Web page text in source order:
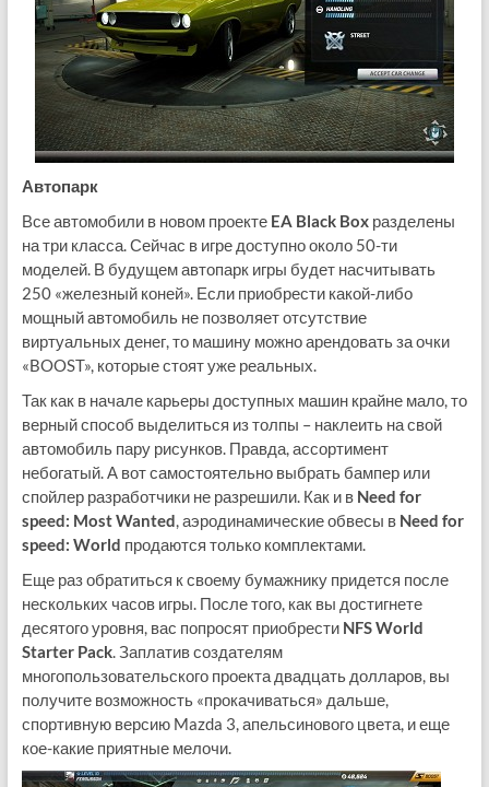
Автопарк
Все автомобили в новом проекте EA Black Boxразделены
на три класса. Сейчас в игре доступно около 50-ти
моделей. В будущем автопарк игры будет насчитывать
250 «железный коней». Если приобрести какой-либо
мощный автомобиль не позволяет отсутствие
виртуальных денег, то машину можно арендовать за очки
«BOOST», которые стоят уже реальных.
Так как в начале карьеры доступных машин крайне мало, то
верный способ выделиться из толпы – наклеить на свой
автомобиль пару рисунков. Правда, ассортимент
небогатый. А вот самостоятельно выбрать бампер или
спойлер разработчики не разрешили. Как и в Need for
speed: Most Wanted, аэродинамические обвесы в Need for
speed: World продаются только комплектами.
Еще раз обратиться к своему бумажнику придется после
нескольких часов игры. После того, как вы достигнете
десятого уровня, вас попросят приобрести NFS World
Starter Pack. Заплатив создателям
многопользовательского проекта двадцать долларов, вы
получите возможность «прокачиваться» дальше,
спортивную версию Mazda 3, апельсинового цвета, и еще
кое-какие приятные мелочи.